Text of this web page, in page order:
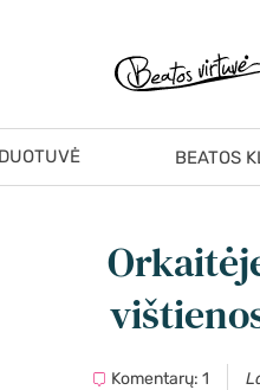
BEATOS
Komentarų: 1